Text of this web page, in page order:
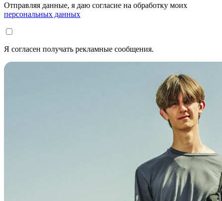
Отправляя данные, я даю согласие на обработку моих
персональных данных
Я согласен получать рекламные сообщения.